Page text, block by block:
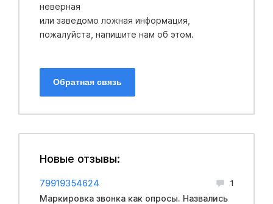
неверная
или заведомо ложная информация,
пожалуйста, напишите нам об этом.
Обратная связь
Новые отзывы:
79919354624 1
Маркировка звонка как опросы. Назвались